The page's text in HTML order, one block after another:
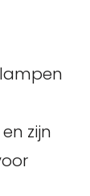
zijn